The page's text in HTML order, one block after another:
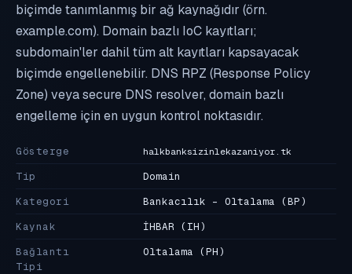
biçimde tanımlanmış bir ağ kaynağıdır (örn.
example.com). Domain bazlı IoC kayıtları;
subdomain'ler dahil tüm alt kayıtları kapsayacak
biçimde engellenebilir. DNS RPZ (Response Policy
Zone) veya secure DNS resolver, domain bazlı
engelleme için en uygun kontrol noktasıdır.
Gösterge halkbanksizinlekazaniyor.tk
Tip
Domain
Kategori
Bankacılık - Oltalama (BP)
Kaynak
İHBAR (IH)
Bağlantı
Tipi
Oltalama (PH)